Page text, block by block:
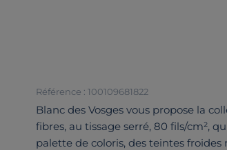
Référence : 100109681822
Blanc des Vosges vous propose la
fibres, au tissage serré, 80 fils/cm²,
palette de coloris, des teintes